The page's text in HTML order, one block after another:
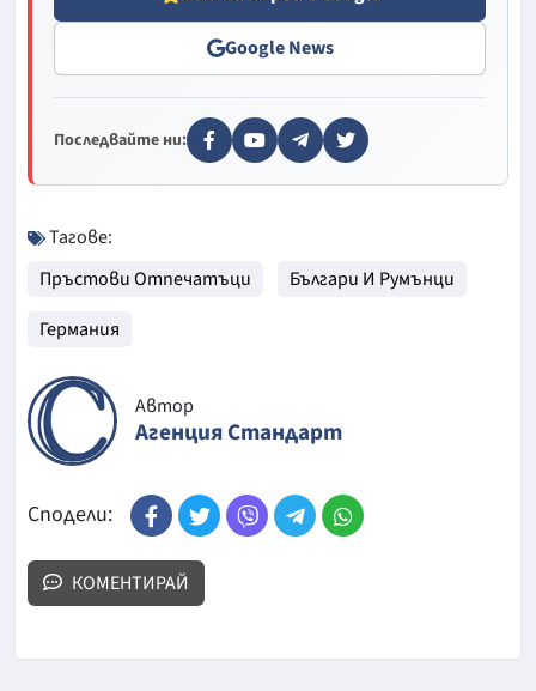
Google News
Последвайте ни:
Тагове:
Пръстови Отпечатъци
Българи И Румънци
Германия
Автор
Агенция Стандарт
Сподели:
КОМЕНТИРАЙ